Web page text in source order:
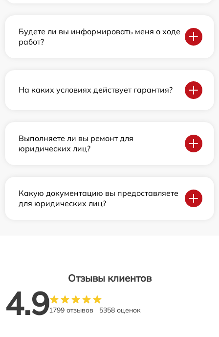
Будете ли вы информировать меня о ходе
работ?
На каких условиях действует гарантия?
Выполняете ли вы ремонт для
юридических лиц?
Какую документацию вы предоставляете
для юридических лиц?
Отзывы клиентов
4.91799 отзывов 5358 оценок